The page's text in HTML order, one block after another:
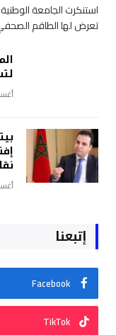
استنكرت الجامعة
تعرض لها الطاقم الصحفي
إتبعنا
Facebook
TikTok